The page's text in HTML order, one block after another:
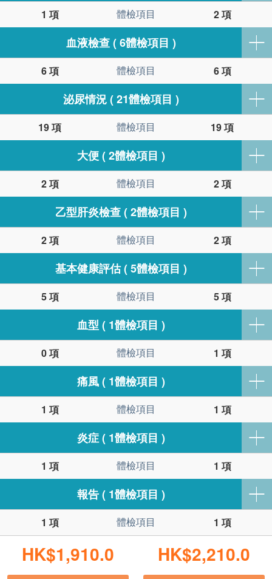
體檢項目
血液檢查 ( 6體檢項目 )
體檢項目
泌尿情況 ( 21體檢項目 )
體檢項目
大便 ( 2體檢項目 )
體檢項目
乙型肝炎檢查 ( 2體檢項目 )
體檢項目
基本健康評估 ( 5體檢項目 )
體檢項目
血型 ( 1體檢項目 )
體檢項目
痛風 ( 1體檢項目 )
體檢項目
炎症 ( 1體檢項目 )
體檢項目
報告 ( 1體檢項目 )
體檢項目
1 項 2 項
6 項 6 項
19 項 19 項
2 項 2 項
2 項 2 項
5 項 5 項
0 項 1 項
1 項 1 項
1 項 1 項
1 項 1 項
HK$1,910.0 HK$2,210.0